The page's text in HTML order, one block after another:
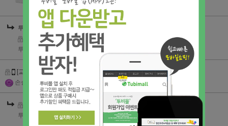
투비패스트 글러브(장갑) - XS
[상품문의] 개수
투비몰 | 2026-01-15
[교환/반품문의] 교환할 박스는 우체국에서 와서 가져가셨는데
손승윤
| 2026-01-14
[교환/반품문의] 교환할 박스는 우체국에서 와서 가져가셨는데
투비몰
| 2026-01-14